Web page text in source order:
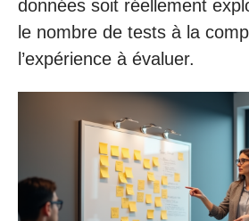
données soit réellement
le nombre de tests à la
l’expérience à évaluer.